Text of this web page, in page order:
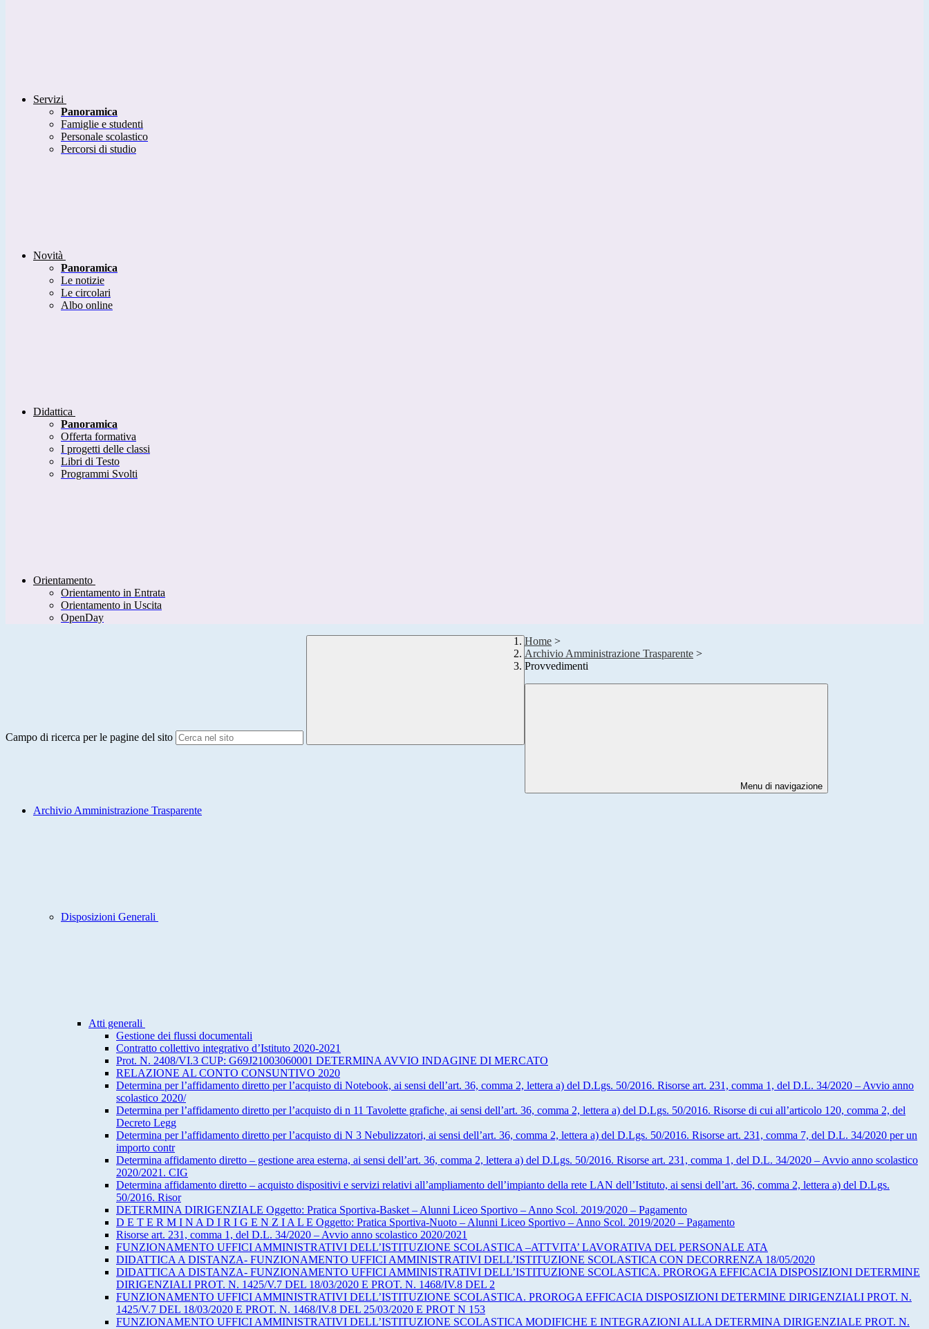
Servizi
Panoramica
Famiglie e studenti
Personale scolastico
Percorsi di studio
Novità
Panoramica
Le notizie
Le circolari
Albo online
Didattica
Panoramica
Offerta formativa
I progetti delle classi
Libri di Testo
Programmi Svolti
Orientamento
Orientamento in Entrata
Orientamento in Uscita
OpenDay
Campo di ricerca per le pagine del sito
Home >
Archivio Amministrazione Trasparente >
Provvedimenti
Menu di navigazione
Archivio Amministrazione Trasparente
Disposizioni Generali
Atti generali
Gestione dei flussi documentali
Contratto collettivo integrativo d’Istituto 2020-2021
Prot. N. 2408/VI.3 CUP: G69J21003060001 DETERMINA AVVIO INDAGINE DI MERCATO
RELAZIONE AL CONTO CONSUNTIVO 2020
Determina per l’affidamento diretto per l’acquisto di Notebook, ai sensi dell’art. 36, comma 2, lettera a) del D.Lgs. 50/2016. Risorse art. 231, comma 1, del D.L. 34/2020 – Avvio anno
scolastico 2020/
Determina per l’affidamento diretto per l’acquisto di n 11 Tavolette grafiche, ai sensi dell’art. 36, comma 2, lettera a) del D.Lgs. 50/2016. Risorse di cui all’articolo 120, comma 2, del
Decreto Legg
Determina per l’affidamento diretto per l’acquisto di N 3 Nebulizzatori, ai sensi dell’art. 36, comma 2, lettera a) del D.Lgs. 50/2016. Risorse art. 231, comma 7, del D.L. 34/2020 per un
importo contr
Determina affidamento diretto – gestione area esterna, ai sensi dell’art. 36, comma 2, lettera a) del D.Lgs. 50/2016. Risorse art. 231, comma 1, del D.L. 34/2020 – Avvio anno scolastico
2020/2021. CIG
Determina affidamento diretto – acquisto dispositivi e servizi relativi all’ampliamento dell’impianto della rete LAN dell’Istituto, ai sensi dell’art. 36, comma 2, lettera a) del D.Lgs.
50/2016. Risor
DETERMINA DIRIGENZIALE Oggetto: Pratica Sportiva-Basket – Alunni Liceo Sportivo – Anno Scol. 2019/2020 – Pagamento
D E T E R M I N A D I R I G E N Z I A L E Oggetto: Pratica Sportiva-Nuoto – Alunni Liceo Sportivo – Anno Scol. 2019/2020 – Pagamento
Risorse art. 231, comma 1, del D.L. 34/2020 – Avvio anno scolastico 2020/2021
FUNZIONAMENTO UFFICI AMMINISTRATIVI DELL’ISTITUZIONE SCOLASTICA –ATTVITA’ LAVORATIVA DEL PERSONALE ATA
DIDATTICA A DISTANZA- FUNZIONAMENTO UFFICI AMMINISTRATIVI DELL’ISTITUZIONE SCOLASTICA CON DECORRENZA 18/05/2020
DIDATTICA A DISTANZA- FUNZIONAMENTO UFFICI AMMINISTRATIVI DELL’ISTITUZIONE SCOLASTICA. PROROGA EFFICACIA DISPOSIZIONI DETERMINE
DIRIGENZIALI PROT. N. 1425/V.7 DEL 18/03/2020 E PROT. N. 1468/IV.8 DEL 2
FUNZIONAMENTO UFFICI AMMINISTRATIVI DELL’ISTITUZIONE SCOLASTICA. PROROGA EFFICACIA DISPOSIZIONI DETERMINE DIRIGENZIALI PROT. N.
1425/V.7 DEL 18/03/2020 E PROT. N. 1468/IV.8 DEL 25/03/2020 E PROT N 153
FUNZIONAMENTO UFFICI AMMINISTRATIVI DELL’ISTITUZIONE SCOLASTICA MODIFICHE E INTEGRAZIONI ALLA DETERMINA DIRIGENZIALE PROT. N.